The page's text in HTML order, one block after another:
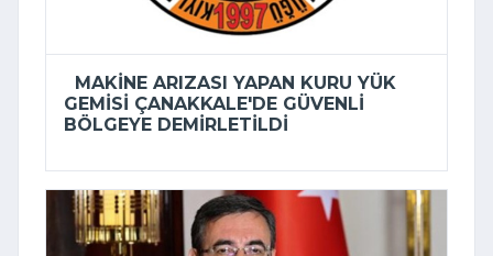
MAKINE ARIZASI YAPAN KURU YÜK
GEMISI ÇANAKKALE'DE GÜVENLI
BÖLGEYE DEMIRLETILDI